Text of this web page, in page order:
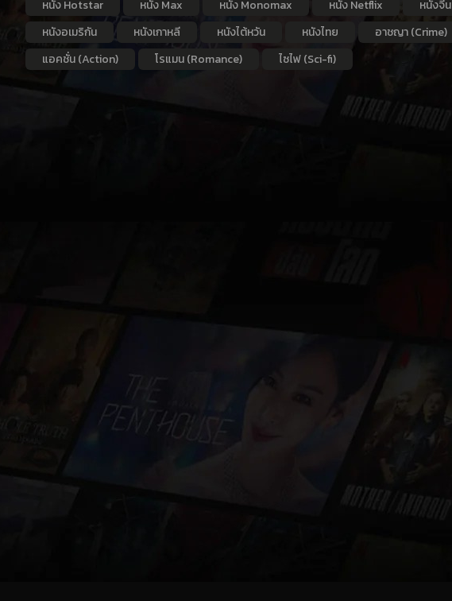
หนัง Hotstar
หนัง Max หนัง Monomax หนัง Netflix หนังจีน
หนังอเมริกัน
หนังเกาหลี หนังไต้หวัน หนังไทย อาชญา (Crime)
แอคชั่น (Action)
โรแมน (Romance) ไซไฟ (Sci-fi)